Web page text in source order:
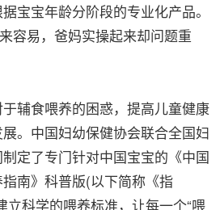
宝宝年龄分阶段的专业化产品。
容易，爸妈实操起来却问题重
食喂养的困惑，提高儿童健康
。中国妇幼保健协会联合全国妇
定了专门针对中国宝宝的《中国
南》科普版(以下简称《指
立科学的喂养标准，让每一个“喂